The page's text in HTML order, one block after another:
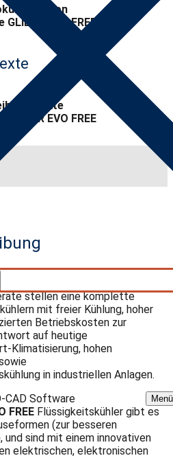
Menü
EVO FREE
EVO FREE
stellen eine komplette
mit freier Kühlung, hoher
Betriebskosten zur
auf heutige
Klimatisierung, hohen
in industriellen Anlagen.
CAD Software
FREE Flüssigkeitskühler gibt es
(zur besseren
und sind mit einem innovativen
elektrischen, elektronischen